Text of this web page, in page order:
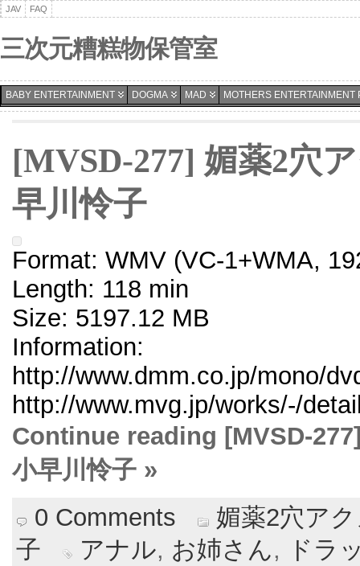
JAV FAQ
三次元糟糕物保管室
BABY ENTERTAINMENT DOGMA MAD MOTHERS ENTERTAINMENT
[MVSD-277] 媚薬2穴
早川怜子
Format: WMV (VC-1+WMA,
Length: 118 min
Size: 5197.12 MB
Information:
http://www.dmm.co.jp/mono/
http://www.mvg.jp/works/-/
Continue reading [MVSD-
小早川怜子 »
0 Comments
媚薬2穴ア
子
アナル, お姉さん,
ドラ